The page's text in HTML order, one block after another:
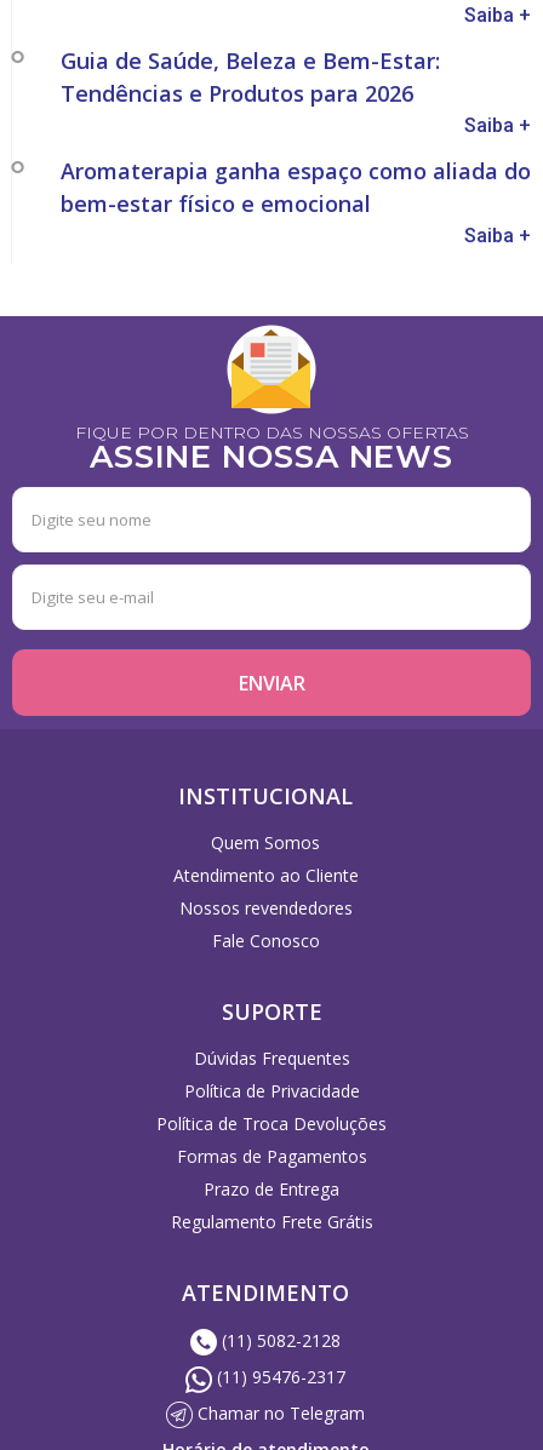
Saiba +
Guia de Saúde, Beleza e Bem-Estar:
Tendências e Produtos para 2026
Saiba +
Aromaterapia ganha espaço como aliada do
bem-estar físico e emocional
Saiba +
FIQUE POR DENTRO DAS NOSSAS OFERTAS
ASSINE NOSSA NEWS
INSTITUCIONAL
Quem Somos
Atendimento ao Cliente
Nossos revendedores
Fale Conosco
SUPORTE
Dúvidas Frequentes
Política de Privacidade
Política de Troca Devoluções
Formas de Pagamentos
Prazo de Entrega
Regulamento Frete Grátis
ATENDIMENTO
(11) 5082-2128
(11) 95476-2317
Chamar no Telegram